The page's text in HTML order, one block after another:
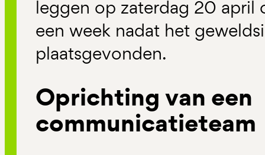
leggen op zaterdag 20 april
een week nadat het
plaatsgevonden.
Oprichting van een
communicatieteam